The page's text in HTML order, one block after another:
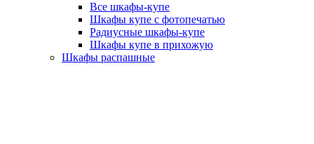
Все шкафы-купе
Шкафы купе с фотопечатью
Радиусные шкафы-купе
Шкафы купе в прихожую
Шкафы распашные